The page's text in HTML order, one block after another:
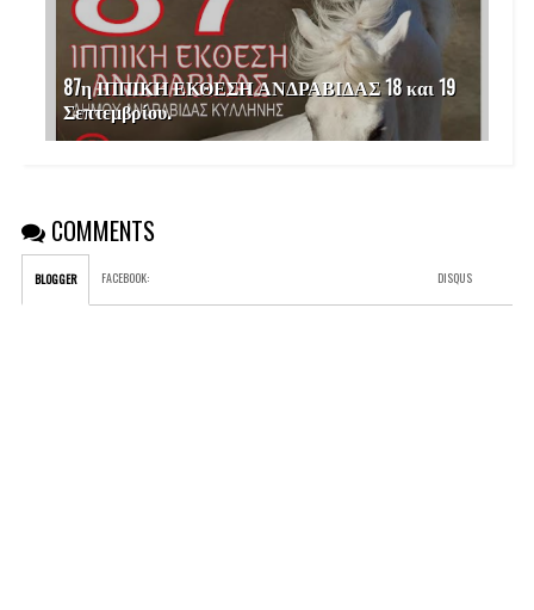
87η ΙΠΠΙΚΗ ΕΚΘΕΣΗ ΑΝΔΡΑΒΙΔΑΣ 18 και 19
Σεπτεμβρίου.
COMMENTS
BLOGGER FACEBOOK: DISQUS